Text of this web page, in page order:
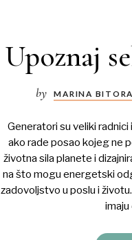
Upoznaj
by MARINA
Generatori su veliki
ako rade posao kojeg ne
životna sila planete i
na što mogu energetski
zadovoljstvo u poslu i